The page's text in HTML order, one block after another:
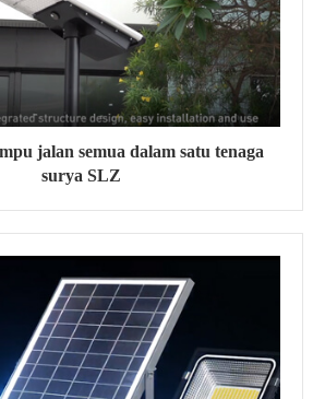
jalan semua dalam satu tenaga
surya SLZ